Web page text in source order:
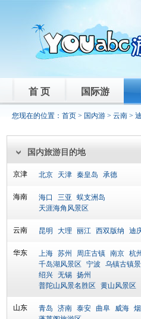
首 页 国际游
您现在的位置： 首页 > 国内游 > 云南 >
国内旅游目的地
京津 北京 天津 秦皇岛 承德
海南 海口 三亚
蜈支洲岛
天涯海角风景区
云南 昆明 大理 丽江 西双版纳 迪
华东 上海 苏州 周庄古镇 南京 杭
千岛湖风景区
宁波
乌镇古镇
绍兴 无锡 扬州
普陀山风景名胜区
黄山风景区
山东 青岛 济南 泰安 曲阜 威海